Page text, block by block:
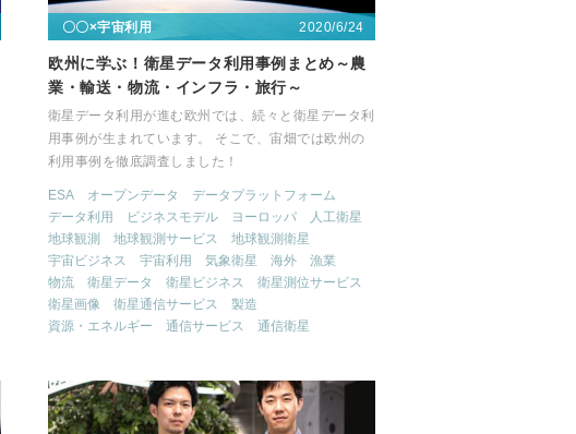
〇〇×宇宙利用 2020/6/24
欧州に学ぶ！衛星データ利用事例まとめ～農
業・輸送・物流・インフラ・旅行～
衛星データ利用が進む欧州では、続々と衛星データ利
用事例が生まれています。 そこで、宙畑では欧州の
利用事例を徹底調査しました！
ESA オープンデータ
データプラットフォーム
データ利用
ビジネスモデル ヨーロッパ
人工衛星
地球観測
地球観測サービス
地球観測衛星
宇宙ビジネス
宇宙利用 気象衛星 海外
漁業
物流
衛星データ 衛星ビジネス
衛星測位サービス
衛星画像
衛星通信サービス
製造
資源・エネルギー
通信サービス 通信衛星